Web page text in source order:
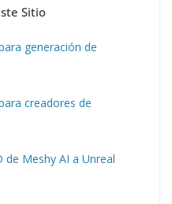
Sitio
generación de
creadores de
Meshy AI a Unreal